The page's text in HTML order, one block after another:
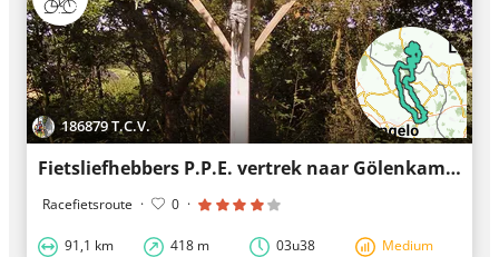
186879 T.C.V.
Fietsliefhebbers P.P.E. vertrek naar Gölenkamp
Racefietsroute · 0 ·
91,1 km 418 m 03u38 Medium